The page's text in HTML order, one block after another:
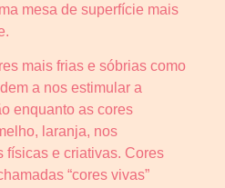
mesa de superfície mais
mais frias e sóbrias como
a nos estimular a
enquanto as cores
laranja, nos
físicas e criativas. Cores
“cores vivas”